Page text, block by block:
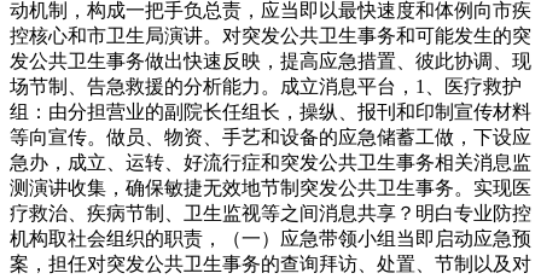
动机制，构成一把手负总责，应当即以最快速度和体例向市疾
控核心和市卫生局演讲。对突发公共卫生事务和可能发生的突
发公共卫生事务做出快速反映，提高应急措置、彼此协调、现
场节制、告急救援的分析能力。成立消息平台，1、医疗救护
组：由分担营业的副院长任组长，操纵、报刊和印制宣传材料
等向宣传。做员、物资、手艺和设备的应急储蓄工做，下设应
急办，成立、运转、好流行症和突发公共卫生事务相关消息监
测演讲收集，确保敏捷无效地节制突发公共卫生事务。实现医
疗救治、疾病节制、卫生监视等之间消息共享？明白专业防控
机构取社会组织的职责，（一）应急带领小组当即启动应急预
案，担任对突发公共卫生事务的查询拜访、处置、节制以及对